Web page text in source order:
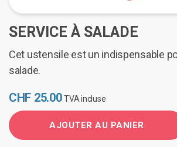
SERVICE À SALADE
Cet ustensile est un indispensable
salade.
CHF 25.00 TVA incluse
AJOUTER AU PANIER